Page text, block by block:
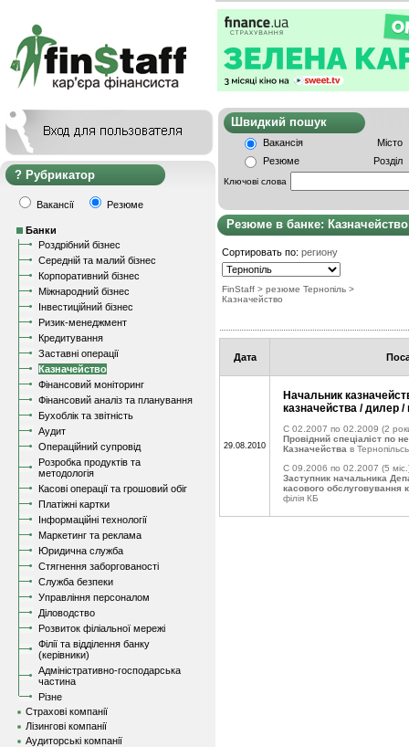
Рубрикатор
Вакансії Резюме
Банки
Роздрібний бізнес
Середній та малий бізнес
Корпоративний бізнес
Міжнародний бізнес
Інвестиційний бізнес
Ризик-менеджмент
Кредитування
Заставні операції
Казначейство
Фінансовий моніторинг
Фінансовий аналіз та планування
Бухоблік та звітність
Аудит
Операційний супровід
Розробка продуктів та
методологія
Касові операції та грошовий обіг
Платіжні картки
Інформаційні технології
Маркетинг та реклама
Юридична служба
Стягнення заборгованості
Служба безпеки
Управління персоналом
Діловодство
Розвиток філіальної мережі
Філії та відділення банку
(керівники)
Адміністративно-господарська
частина
Різне
Страхові компанії
Лізингові компанії
Аудиторські компанії
Швидкий
Вакансія
Місто
Резюме
Розділ
Ключові слова
Резюме в банке: Казначейство
Сортировать по: региону
FinStaff > резюме Тернопіль >
Казначейство
Дата
29.08.2010
Начальник
казначейства / дилер /
C 02.2007 по 02.2009 (2
Провідний спеціаліст по
Казначейства в
C 09.2006 по 02.2007 (5
Заступник начальника
касового обслуговування
філія КБ